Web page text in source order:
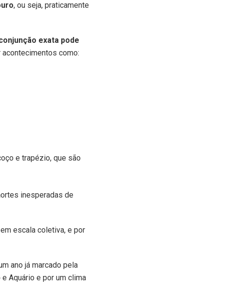
, ou seja, praticamente
exata pode
como:
e trapézio, que são
inesperadas de
escala coletiva, e por
ano já marcado pela
Aquário e por um clima